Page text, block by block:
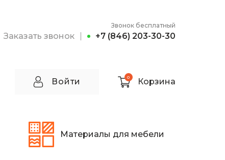
Заказать звонок
Звонок бесплатный
+7 (846) 203-30-30
Войти 0 Корзина
Материалы для мебели